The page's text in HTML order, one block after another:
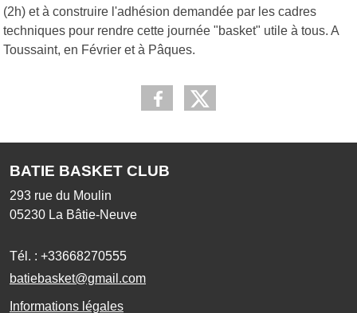
(2h) et à construire l'adhésion demandée par les cadres
techniques pour rendre cette journée "basket" utile à tous. A
Toussaint, en Février et à Pâques.
BATIE BASKET CLUB
293 rue du Moulin
05230 La Bâtie-Neuve
Tél. : +33668270555
batiebasket@gmail.com
Informations légales